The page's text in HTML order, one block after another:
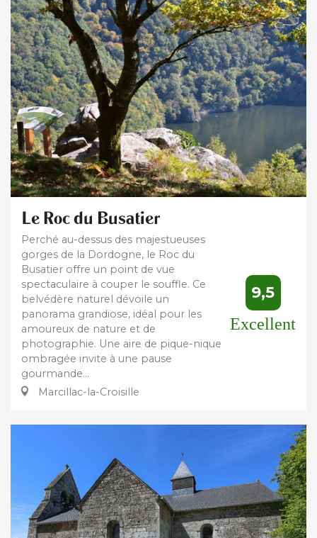
Le Roc du Busatier
Perché au-dessus des majestueuses
gorges de la Dordogne, le Roc du
Busatier offre un point de vue
spectaculaire à couper le souffle. Ce
belvédère naturel dévoile un
panorama grandiose, idéal pour les
amoureux de nature et de
photographie. Une aire de pique-nique
ombragée invite à une pause
gourmande...
Marcillac-la-Croisille
9,5
Excellent